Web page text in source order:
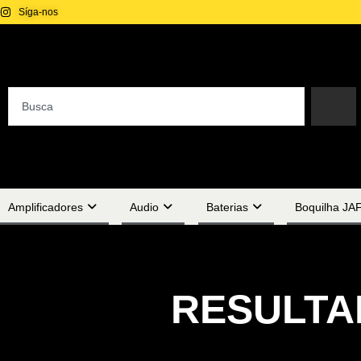
Síga-nos
Amplificadores Audio Baterias Boquilha JAF